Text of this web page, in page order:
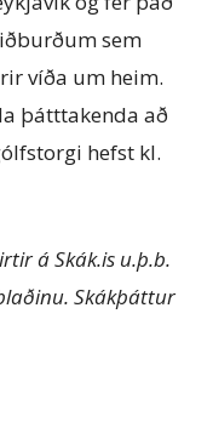
sem
víða um heim.
þátttakenda að
hefst kl.
á Skák.is u.þ.b.
Skákþáttur